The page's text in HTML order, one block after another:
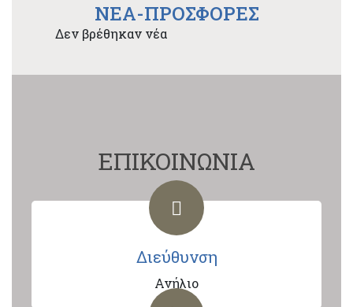
NEA-ΠΡΟΣΦΟΡΕΣ
Δεν βρέθηκαν νέα
ΕΠΙΚΟΙΝΩΝΙΑ
Διεύθυνση
Ανήλιο